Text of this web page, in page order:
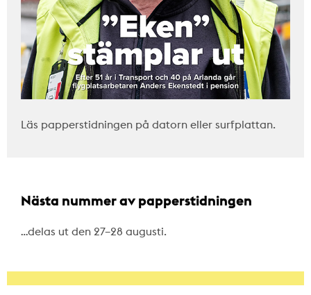
Läs papperstidningen på datorn eller surfplattan.
Nästa nummer av papperstidningen
…delas ut den 27–28 augusti.